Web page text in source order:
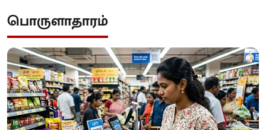
பொருளாதாரம்